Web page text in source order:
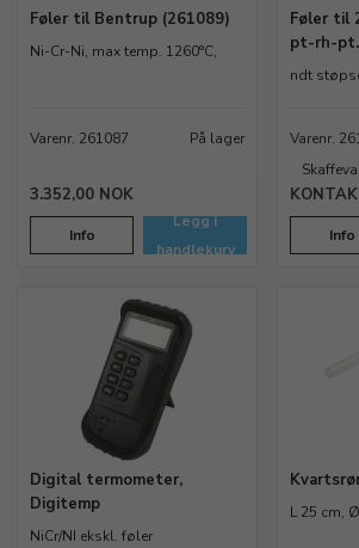
Føler til Bentrup (261089)
Ni-Cr-Ni, max temp. 1260°C,
Varenr. 261087 På lager
3.352,00 NOK
Info
Legg i
handlekurv
Føler til
pt-rh-pt.
ndt
Varenr.
Info
Digital termometer,
Digitemp
NiCr/NI ekskl. føler
L 25 cm,